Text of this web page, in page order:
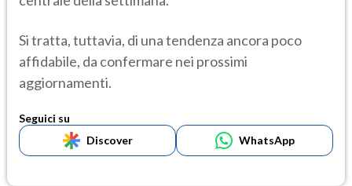
Si tratta, tuttavia, di una tendenza ancora poco
affidabile, da confermare nei prossimi
aggiornamenti.
Seguici su
Discover
WhatsApp